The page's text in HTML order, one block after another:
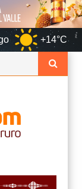
7